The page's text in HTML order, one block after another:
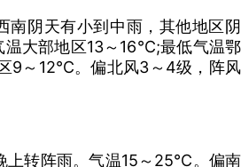
南阴天有小到中雨，其他地区阴
温大部地区13～16℃;最低气温鄂
9～12℃。偏北风3～4级，阵风
上转阵雨。气温15～25℃。偏南